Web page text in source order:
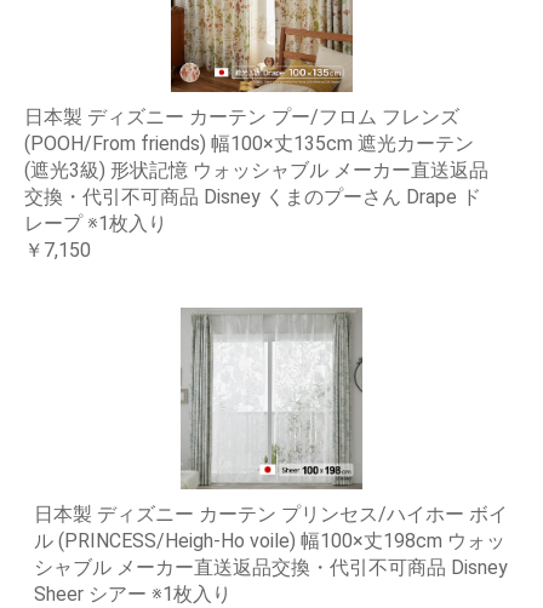
日本製 ディズニー カーテン プー/フロム フレンズ
(POOH/From friends) 幅100×丈135cm 遮光カーテン
(遮光3級) 形状記憶 ウォッシャブル メーカー直送返品
交換・代引不可商品 Disney くまのプーさん Drape ド
レープ ※1枚入り
￥7,150
日本製 ディズニー カーテン プリンセス/ハイホー ボイ
ル (PRINCESS/Heigh-Ho voile) 幅100×丈198cm ウォッ
シャブル メーカー直送返品交換・代引不可商品 Disney
Sheer シアー ※1枚入り